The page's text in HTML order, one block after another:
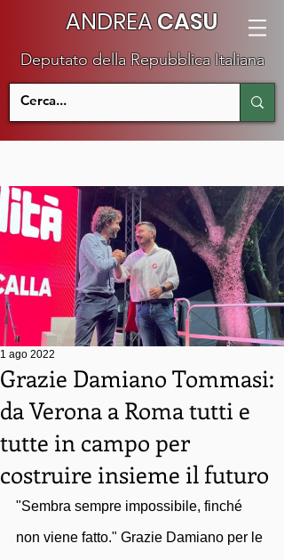
ANDREACASU
Deputato della Repubblica Italiana
Grazie Damiano Tommasi:
da Verona a Roma tutti e
tutte in campo per
costruire insieme il futuro
1 ago 2022
"Sembra sempre impossibile, finché
non viene fatto." Grazie Damiano per le